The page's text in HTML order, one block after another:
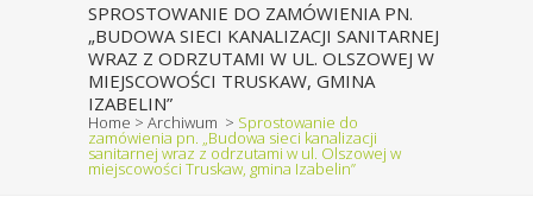
SPROSTOWANIE DO ZAMÓWIENIA PN.
„BUDOWA SIECI KANALIZACJI SANITARNEJ
WRAZ Z ODRZUTAMI W UL. OLSZOWEJ W
MIEJSCOWOŚCI TRUSKAW, GMINA
IZABELIN”
Home > Archiwum > Sprostowanie do
zamówienia pn. „Budowa sieci kanalizacji
sanitarnej wraz z odrzutami w ul. Olszowej w
miejscowości Truskaw, gmina Izabelin”